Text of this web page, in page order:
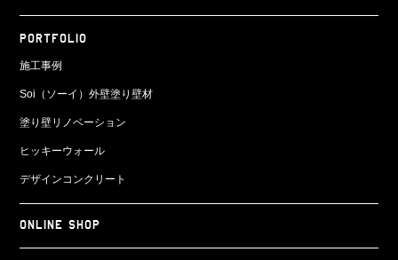
PORTFOLIO
施工事例
Soi（ソーイ）外壁塗り壁材
塗り壁リノベーション
ヒッキーウォール
デザインコンクリート
ONLINE SHOP